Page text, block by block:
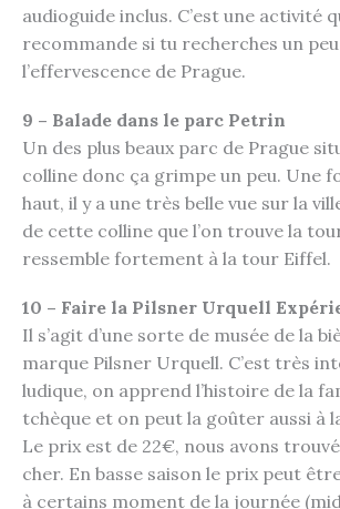
audioguide inclus. C’est une activité
recommande si tu recherches un
l’effervescence de Prague.
9 – Balade dans le parc Petrin
Un des plus beaux parc de Prague
colline donc ça grimpe un peu. Une
haut, il y a une très belle vue sur la
de cette colline que l’on trouve la
ressemble fortement à la tour Eiffel.
10 – Faire la Pilsner Urquell
Il s’agit d’une sorte de musée de la
marque Pilsner Urquell. C’est très
ludique, on apprend l’histoire de la
tchèque et on peut la goûter aussi à
Le prix est de 22€, nous avons
cher. En basse saison le prix peut
à certains moment de la journée